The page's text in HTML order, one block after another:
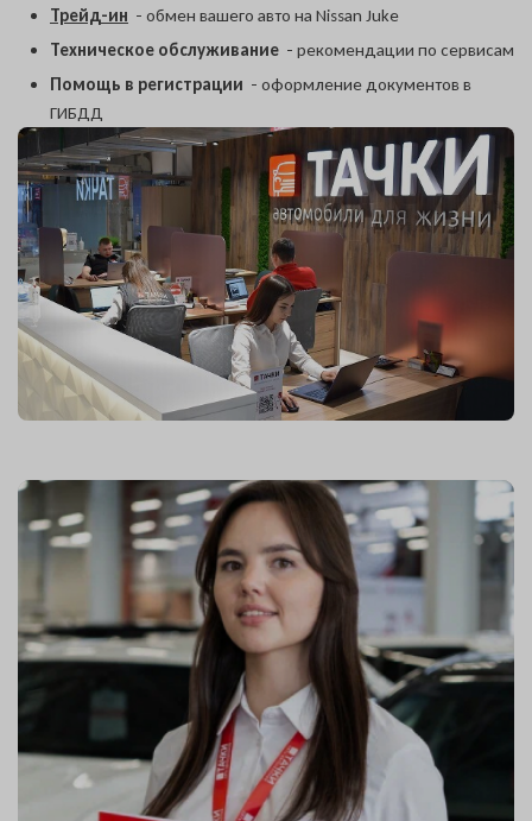
Трейд-ин - обмен вашего авто на Nissan Juke
Техническое обслуживание - рекомендации по сервисам
Помощь в регистрации - оформление документов в
ГИБДД
персональных данных